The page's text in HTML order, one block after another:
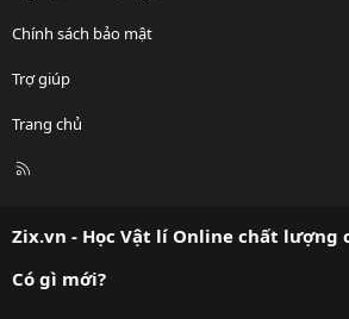
Chính sách bảo mật
Trợ giúp
Trang chủ
R
Zix.vn - Học Vật lí Online chất lượng
Có gì mới?